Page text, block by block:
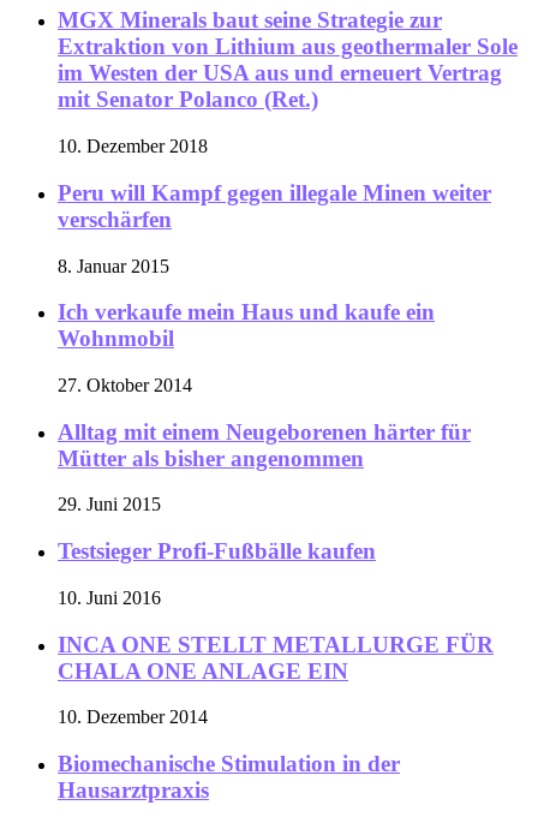
MGX Minerals baut seine Strategie zur
Extraktion von Lithium aus geothermaler Sole
im Westen der USA aus und erneuert Vertrag
mit Senator Polanco (Ret.)
10. Dezember 2018
Peru will Kampf gegen illegale Minen weiter
verschärfen
8. Januar 2015
Ich verkaufe mein Haus und kaufe ein
Wohnmobil
27. Oktober 2014
Alltag mit einem Neugeborenen härter für
Mütter als bisher angenommen
29. Juni 2015
Testsieger Profi-Fußbälle kaufen
10. Juni 2016
INCA ONE STELLT METALLURGE FÜR
CHALA ONE ANLAGE EIN
10. Dezember 2014
Biomechanische Stimulation in der
Hausarztpraxis